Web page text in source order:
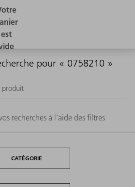
pour « 0758210 »
recherches à l'aide des filtres
CATÉGORIE